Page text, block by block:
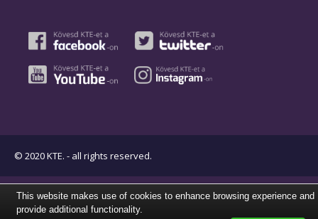
© 2020 KTE. - all rights reserved.
This website makes use of cookies to enhance browsing experience and
provide additional functionality.